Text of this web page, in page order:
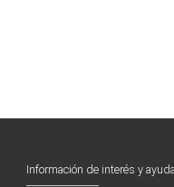
Información de interés y ayuda